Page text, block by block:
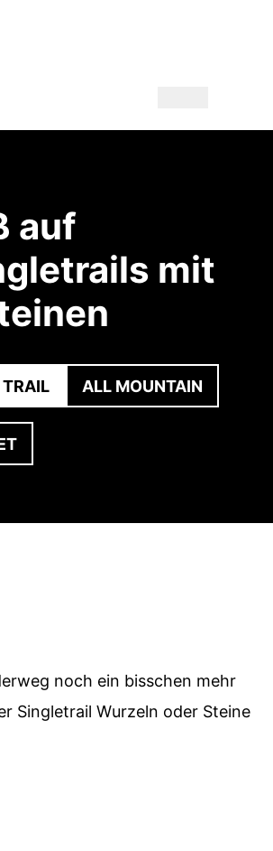
auf
mit
TRAIL ALL MOUNTAIN
noch ein bisschen mehr
Singletrail Wurzeln oder Steine